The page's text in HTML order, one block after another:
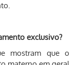
exclusivo?
mostram que o